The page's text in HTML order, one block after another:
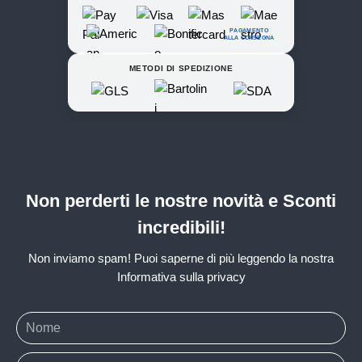
PAGAMENTO
ALLA CONSEGNA
METODI DI SPEDIZIONE
Non perderti le nostre novità e Sconti
incredibili!
Non inviamo spam! Puoi saperne di più leggendo la nostra
Informativa sulla privacy